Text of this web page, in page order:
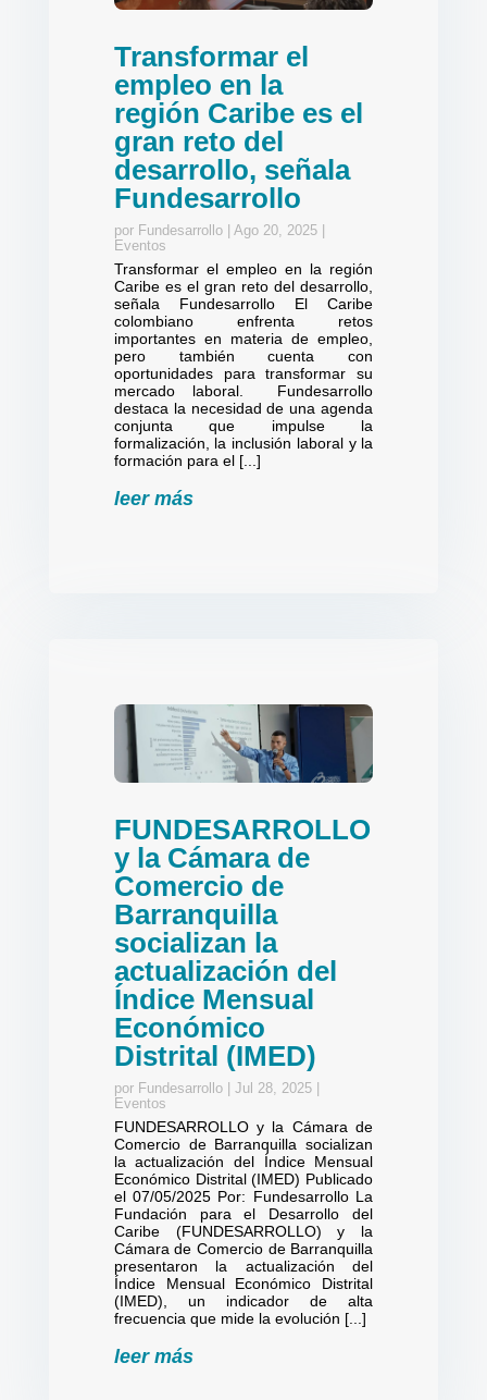
Transformar el
empleo en la
región Caribe es el
gran reto del
desarrollo, señala
Fundesarrollo
por Fundesarrollo| Ago 20, 2025|
Eventos
Transformar el empleo en la región
Caribe es el gran reto del desarrollo,
señala Fundesarrollo El Caribe
colombiano enfrenta retos
importantes en materia de empleo,
pero también cuenta con
oportunidades para transformar su
mercado laboral. Fundesarrollo
destaca la necesidad de una agenda
conjunta que impulse la
formalización, la inclusión laboral y la
formación para el [...]
leer más
FUNDESARROLLO
y la Cámara de
Comercio de
Barranquilla
socializan la
actualización del
Índice Mensual
Económico
Distrital (IMED)
por Fundesarrollo| Jul 28, 2025|
Eventos
FUNDESARROLLO y la Cámara de
Comercio de Barranquilla socializan
la actualización del Índice Mensual
Económico Distrital (IMED) Publicado
el 07/05/2025 Por: Fundesarrollo La
Fundación para el Desarrollo del
Caribe (FUNDESARROLLO) y la
Cámara de Comercio de Barranquilla
presentaron la actualización del
Índice Mensual Económico Distrital
(IMED), un indicador de alta
frecuencia que mide la evolución [...]
leer más